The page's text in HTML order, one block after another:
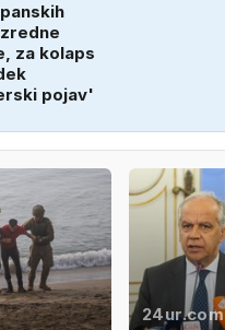
za kolaps
pojav'
24ur.com